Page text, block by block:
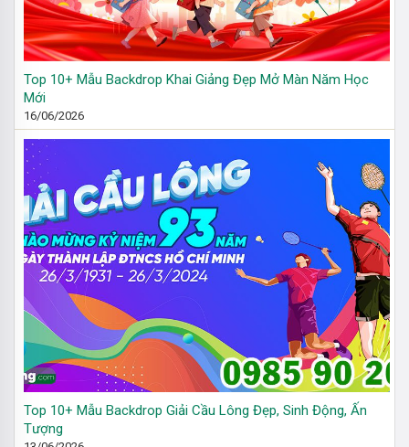
Top 10+ Mẫu Backdrop Khai Giảng Đẹp Mở Màn Năm Học
Mới
16/06/2026
Top 10+ Mẫu Backdrop Giải Cầu Lông Đẹp, Sinh Động, Ấn
Tượng